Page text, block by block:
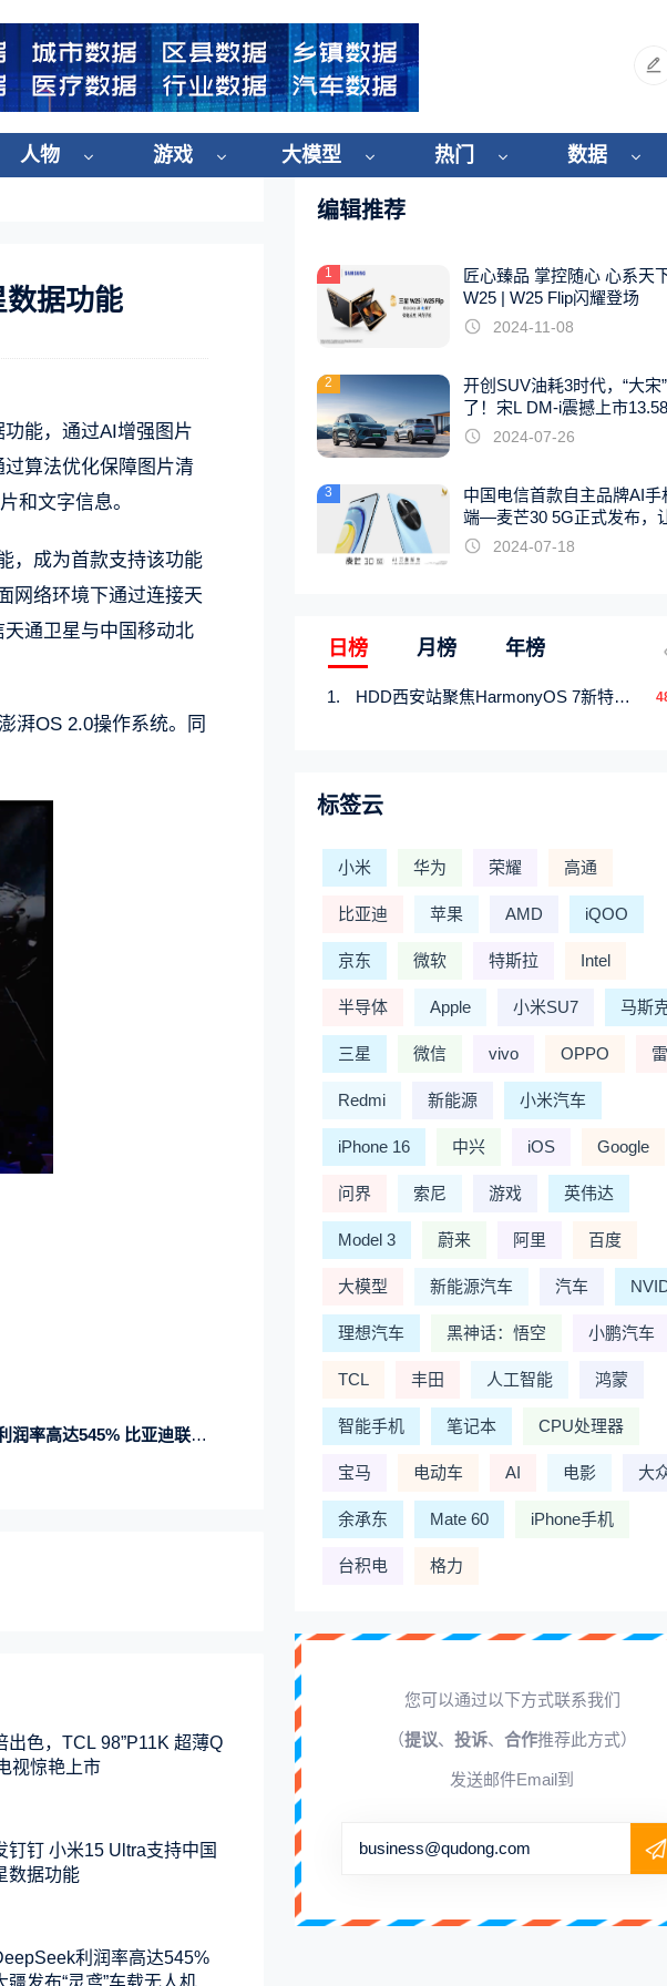
人物 游戏 大模型 热门 数据
据功能
能，通过AI增强图片
算法优化保障图片清
和文字信息。
，成为首款支持该功能
网络环境下通过连接天
通卫星与中国移动北
湃OS 2.0操作系统。同
亚迪联合大疆发布“灵鸢”车载无人机系统
出色，TCL 98”P11K 超薄Q
视惊艳上市
钉钉 小米15 Ultra支持中国
数据功能
利润率高达545%
发布“灵鸢”车载无人机系
编辑推荐
1
匠心臻品 掌控随心 心系天
W25 | W25 Flip闪耀登场
2024-11-08
2
开创SUV油耗3时代，“大宋
了！宋L DM-i震撼上市
起
2024-07-26
3
中国电信首款自主品牌AI手
端—麦芒30 5G正式发布，
触手可及2024-07-18
日榜 月榜 年榜
HDD西安站聚焦HarmonyOS 7新特性，解锁从互联到智能的应用开发新范式
标签云
小米 华为 荣耀 高通
比亚迪 苹果 AMD iQOO
京东 微软 特斯拉 Intel
半导体 Apple 小米SU7 马斯
三星 微信 vivo OPPO
Redmi 新能源 小米汽车
iPhone 16 中兴 iOS Google
问界 索尼 游戏 英伟达
Model 3 蔚来 阿里 百度
大模型 新能源汽车 汽车
理想汽车 黑神话：悟空 小鹏汽车
TCL 丰田 人工智能 鸿蒙
智能手机 笔记本 CPU处理器
宝马 电动车 AI 电影 大
余承东 Mate 60 iPhone手机
台积电 格力
您可以通过以下方式联系我们
（提议、 投诉、 合作推荐此方式）
发送邮件Email到
business@qudong.com